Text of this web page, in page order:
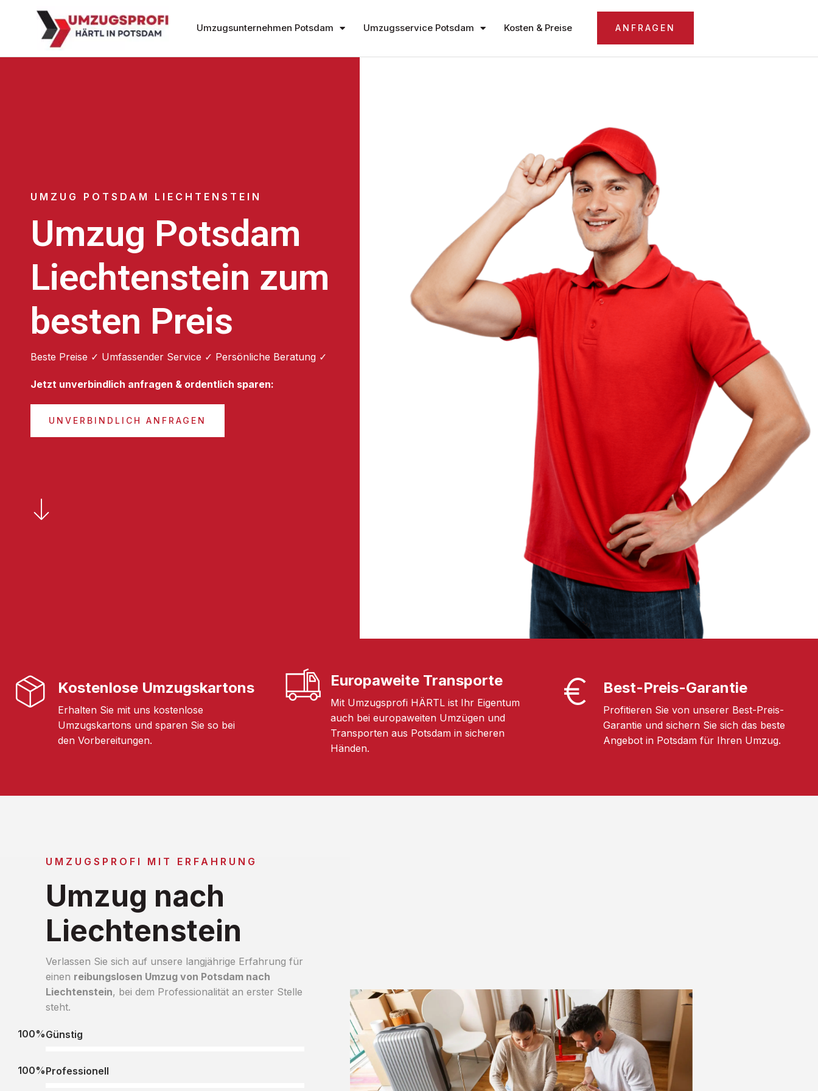
Umzugsunternehmen Potsdam Umzugsservice Potsdam Kosten & Preise ANFRAGEN
UMZUG POTSDAM LIECHTENSTEIN
Umzug Potsdam
Liechtenstein zum
besten Preis
Beste Preise ✓ Umfassender Service ✓ Persönliche Beratung ✓
Jetzt unverbindlich anfragen & ordentlich sparen:
UNVERBINDLICH ANFRAGEN
Kostenlose Umzugskartons
Erhalten Sie mit uns kostenlose
Umzugskartons und sparen Sie so bei
den Vorbereitungen.
Europaweite Transporte
Mit Umzugsprofi HÄRTL ist Ihr Eigentum
auch bei europaweiten Umzügen und
Transporten aus Potsdam in sicheren
Händen.
Best-Preis-Garantie
Profitieren Sie von unserer Best-Preis-
Garantie und sichern Sie sich das beste
Angebot in Potsdam für Ihren Umzug.
UMZUGSPROFI MIT ERFAHRUNG
Umzug nach
Liechtenstein
Verlassen Sie sich auf unsere langjährige Erfahrung für
einen reibungslosen Umzug von Potsdam nach
Liechtenstein, bei dem Professionalität an erster Stelle
steht.
Günstig
100%
Professionell
100%